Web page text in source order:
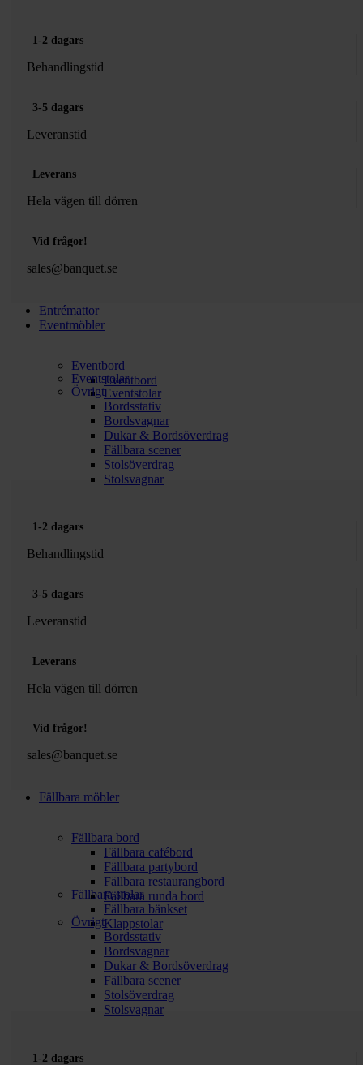
1-2 dagars
Behandlingstid
3-5 dagars
Leveranstid
Leverans
Hela vägen till dörren
Vid frågor!
sales@banquet.se
Entrémattor
Eventmöbler
Eventbord
Eventbord
Eventstolar
Eventstolar
Övrigt
Bordsstativ
Bordsvagnar
Dukar & Bordsöverdrag
Fällbara scener
Stolsöverdrag
Stolsvagnar
1-2 dagars
Behandlingstid
3-5 dagars
Leveranstid
Leverans
Hela vägen till dörren
Vid frågor!
sales@banquet.se
Fällbara möbler
Fällbara bord
Fällbara cafébord
Fällbara partybord
Fällbara restaurangbord
Fällbara runda bord
Fällbara stolar
Fällbara bänkset
Klappstolar
Övrigt
Bordsstativ
Bordsvagnar
Dukar & Bordsöverdrag
Fällbara scener
Stolsöverdrag
Stolsvagnar
1-2 dagars